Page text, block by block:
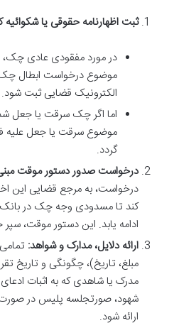
ثبت اظهارنامه حقوقی یا شکوائیه
در مورد مفقودی عادی چک،
موضوع درخواست ابطال چک
الکترونیک قضایی ثبت شود.
اما اگر چک سرقت یا جعل
موضوع سرقت یا جعل علیه
گردد.
درخواست صدور دستور موقت
درخواست، به مرجع قضایی این
کند تا مسدودی وجه چک در بانک
ادامه یابد. این دستور موقت،
ارائه دلایل، مدارک و شواهد:
مبلغ، تاریخ)، چگونگی و تاریخ
مدرک یا شاهدی که به اثبات
شهود، صورتجلسه پلیس در
ارائه شود.